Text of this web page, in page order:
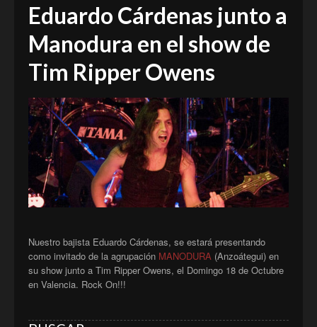
Eduardo Cárdenas junto a
Manodura en el show de
Tim Ripper Owens
Nuestro bajista Eduardo Cárdenas, se estará presentando
como invitado de la agrupación MANODURA (Anzoátegui) en
su show junto a Tim Ripper Owens, el Domingo 18 de Octubre
en Valencia. Rock On!!!